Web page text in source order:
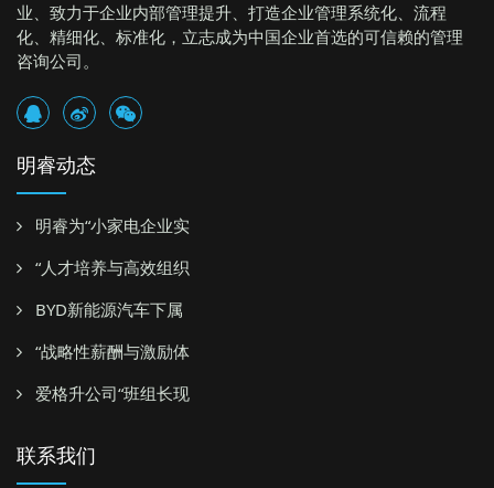
业、致力于企业内部管理提升、打造企业管理系统化、流程
化、精细化、标准化，立志成为中国企业首选的可信赖的管理
咨询公司。
明睿动态
明睿为“小家电企业实
“人才培养与高效组织
BYD新能源汽车下属
“战略性薪酬与激励体
爱格升公司“班组长现
联系我们